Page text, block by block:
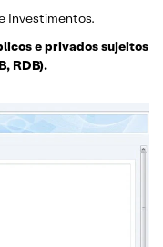
Investimentos.
e privados sujeitos
RDB).